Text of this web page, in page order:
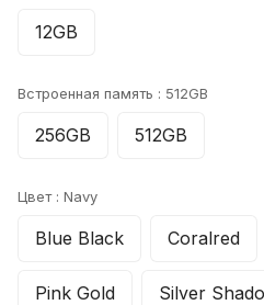
12GB
Встроенная память : 512GB
256GB 512GB
Цвет : Navy
Blue Black Coralred
Pink Gold Silver